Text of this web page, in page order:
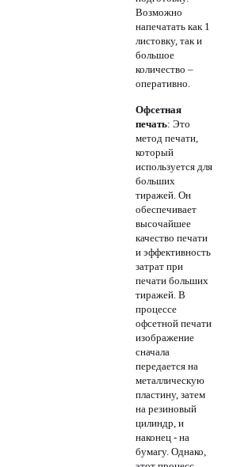
Возможно
напечатать как 1
листовку, так и
большое
количество –
оперативно.
Офсетная
печать: Это
метод печати,
который
используется для
больших
тиражей. Он
обеспечивает
высочайшее
качество печати
и эффективность
затрат при
печати больших
тиражей. В
процессе
офсетной печати
изображение
сначала
передается на
металлическую
пластину, затем
на резиновый
цилиндр, и
наконец - на
бумагу. Однако,